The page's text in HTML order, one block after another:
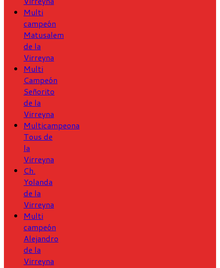
Multi
campeón
Matusalem
de la
Virreyna
Multi
Campeón
Señorito
de la
Virreyna
Multicampeona
Tous de
la
Virreyna
Ch.
Yolanda
de la
Virreyna
Multi
campeón
Alejandro
de la
Virreyna